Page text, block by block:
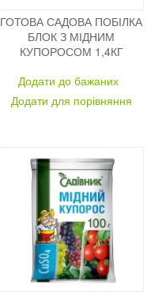
ГОТОВА САДОВА ПОБІЛКА
БЛОК З МІДНИМ
КУПОРОСОМ 1,4КГ
Додати до бажаних
Додати для порівняння